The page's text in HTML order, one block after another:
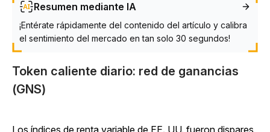
Resumen mediante IA
¡Entérate rápidamente del contenido del artículo y calibra
el sentimiento del mercado en tan solo 30 segundos!
Token caliente diario: red de ganancias
(GNS)
Los índices de renta variable de EE. UU. fueron dispares